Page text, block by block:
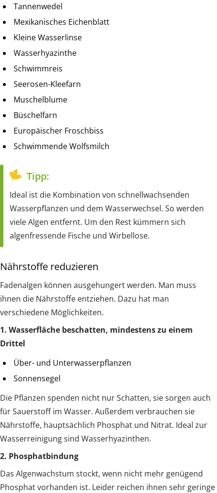
Tannenwedel
Mexikanisches Eichenblatt
Kleine Wasserlinse
Wasserhyazinthe
Schwimmreis
Seerosen-Kleefarn
Muschelblume
Büschelfarn
Europäischer Froschbiss
Schwimmende Wolfsmilch
Tipp:
Ideal ist die Kombination von schnellwachsenden
Wasserpflanzen und dem Wasserwechsel. So werden
viele Algen entfernt. Um den Rest kümmern sich
algenfressende Fische und Wirbellose.
Nährstoffe reduzieren
Fadenalgen können ausgehungert werden. Man muss
ihnen die Nährstoffe entziehen. Dazu hat man
verschiedene Möglichkeiten.
1. Wasserfläche beschatten, mindestens zu einem
Drittel
Über- und Unterwasserpflanzen
Sonnensegel
Die Pflanzen spenden nicht nur Schatten, sie sorgen auch
für Sauerstoff im Wasser. Außerdem verbrauchen sie
Nährstoffe, hauptsächlich Phosphat und Nitrat. Ideal zur
Wasserreinigung sind Wasserhyazinthen.
2. Phosphatbindung
Das Algenwachstum stockt, wenn nicht mehr genügend
Phosphat vorhanden ist. Leider reichen ihnen sehr geringe